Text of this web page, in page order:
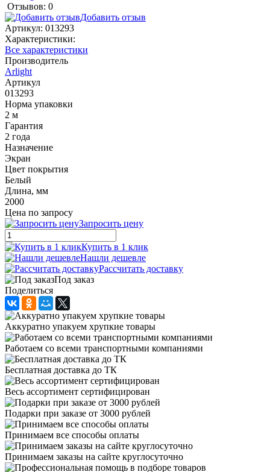
Отзывов: 0
Добавить отзыв
Артикул: 013293
Характеристики:
Все характеристики
Производитель
Arlight
Артикул
013293
Норма упаковки
2 м
Гарантия
2 года
Назначение
Экран
Цвет покрытия
Белый
Длина, мм
2000
Цена по запросу
Запросить цену
Купить в 1 клик
Нашли дешевле
Рассчитать доставку
Под заказ
Поделиться
Аккуратно упакуем хрупкие товары
Работаем со всеми транспортными компаниями
Бесплатная доставка до ТК
Весь ассортимент сертифицирован
Подарки при заказе от 3000 рублей
Принимаем все способы оплаты
Принимаем заказы на сайте круглосуточно